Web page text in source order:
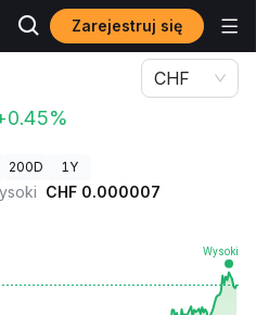
Zarejestruj się
CHF
200D 1Y
CHF 0.000007